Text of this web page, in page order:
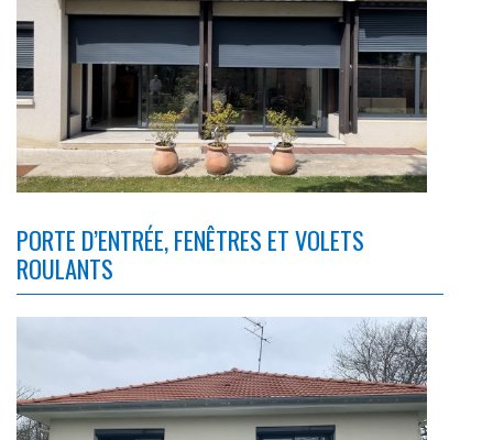
PORTE D’ENTRÉE, FENÊTRES ET VOLETS
ROULANTS